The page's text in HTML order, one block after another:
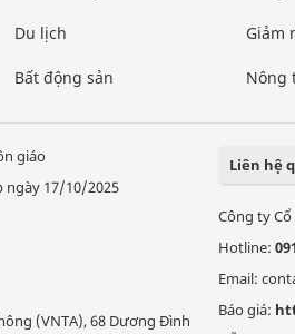
Du lịch
Bất động sản
Giảm
Nông
giáo
ngày 17/10/2025
(VNTA), 68 Dương Đình
Liên hệ
Công ty
Hotline:
Email:
Báo giá: